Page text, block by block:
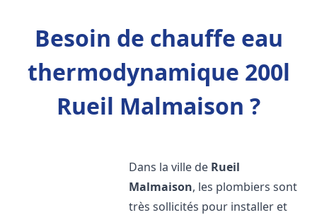
Besoin de chauffe eau
thermodynamique 200l
Rueil Malmaison ?
Dans la ville de Rueil
Malmaison, les plombiers sont
très sollicités pour installer et